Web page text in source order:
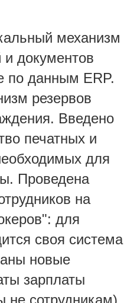
механизм
и документов
по данным ERP.
резервов
Введено
печатных и
для
Проведена
на
для
своя система
новые
зарплаты
сотрудникам).